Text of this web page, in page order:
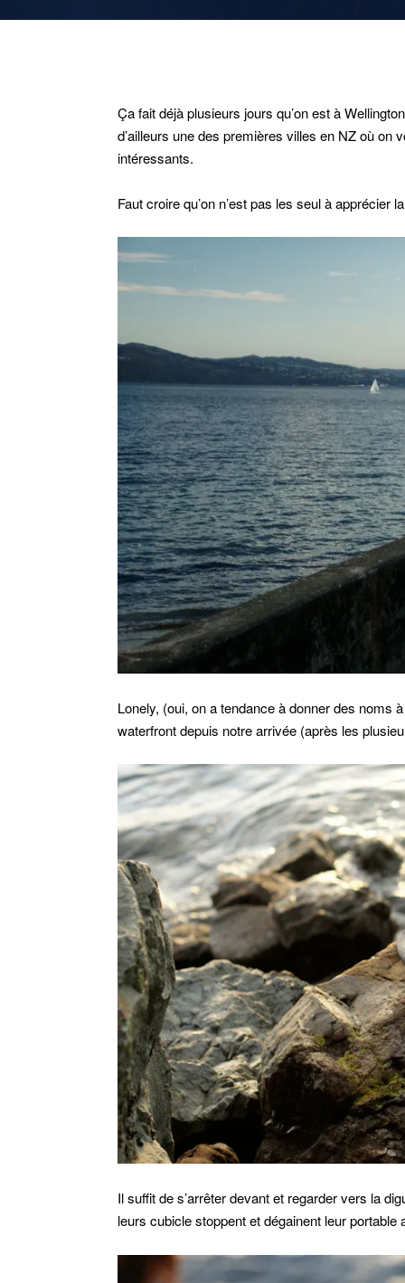
Ça fait déjà plusieurs jours qu’on est à
d’ailleurs une des premières villes en NZ où on
intéressants.
Faut croire qu’on n’est pas les seul à apprécier
Lonely, (oui, on a tendance à donner des noms
waterfront depuis notre arrivée (après les
Il suffit de s’arrêter devant et regarder vers la
leurs cubicle stoppent et dégainent leur